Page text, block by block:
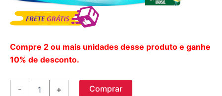
Compre 2 ou mais unidades desse produto e ganhe
10% de desconto.
- + Comprar